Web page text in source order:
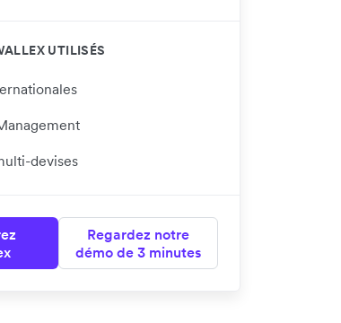
UTILISÉS
devises
Regardez notre
démo de 3 minutes